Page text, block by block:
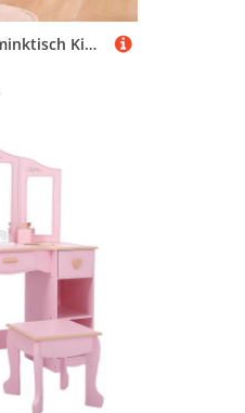
Clevich 2 in 1 Schminktisch Kinder mit Abnehmbarem Spiegel & Hocker, Prinzessin Frisiertisch mit Aufbewahrungsbox, Schreibtisch aus Holz für Mädchen und Jungen, Rosa-Weiß